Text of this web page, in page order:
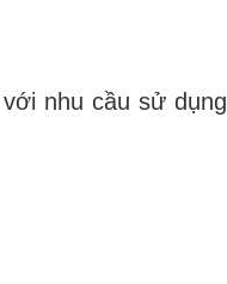
nhu cầu sử dụng